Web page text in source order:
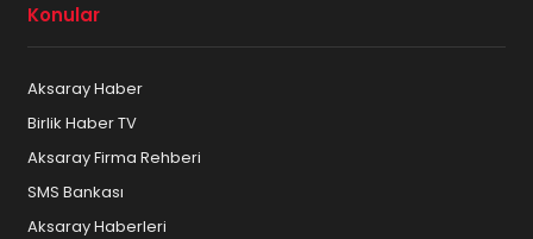
Konular
Aksaray Haber
Birlik Haber TV
Aksaray Firma Rehberi
SMS Bankası
Aksaray Haberleri